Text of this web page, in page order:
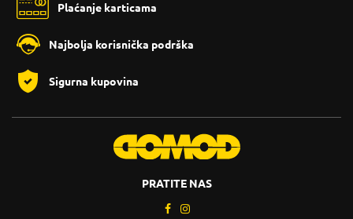
Plaćanje karticama
Najbolja korisnička podrška
Sigurna kupovina
PRATITE NAS